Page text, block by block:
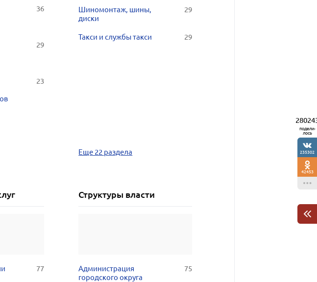
36
29
23
Шиномонтаж, шины,
диски
29
Такси и службы такси 29
Еще 22 раздела
77
Структуры власти
Администрация
городского округа
75
подели-
лось
235302
42453